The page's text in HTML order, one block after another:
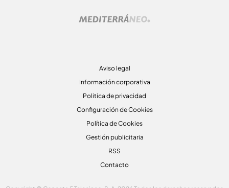
Aviso legal
Información corporativa
Politica de privacidad
Configuración de Cookies
Política de Cookies
Gestión publicitaria
RSS
Contacto